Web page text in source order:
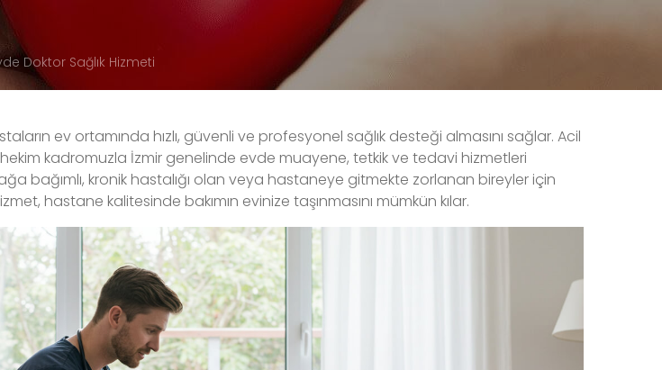
Doktor Sağlık Hizmeti
ev ortamında hızlı, güvenli ve profesyonel sağlık desteği almasını sağlar. Acil
kadromuzla İzmir genelinde evde muayene, tetkik ve tedavi hizmetleri
bağımlı, kronik hastalığı olan veya hastaneye gitmekte zorlanan bireyler için
hastane kalitesinde bakımın evinize taşınmasını mümkün kılar.